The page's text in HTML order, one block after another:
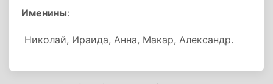
Именины:
Николай, Ираида, Анна, Макар, Александр.